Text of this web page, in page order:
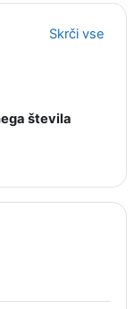
Skrči vse
števila